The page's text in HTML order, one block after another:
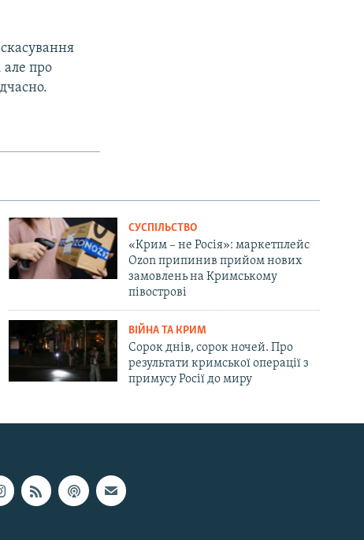
але про
СУСПІЛЬСТВО
«Крим – не Росія»: маркетплейс
Ozon припинив прийом нових
замовлень на Кримському
півострові
ВІЙНА ТА КРИМ
Сорок днів, сорок ночей. Про
результати кримської операції з
примусу Росії до миру